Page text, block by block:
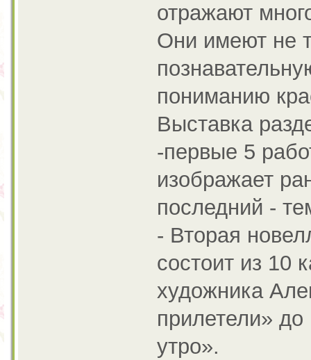
отражают
Они имеют не
пониманию
Выставка
-первые 5
изображает
последний -
- Вторая
состоит из 10
художника
прилетели»
утро».